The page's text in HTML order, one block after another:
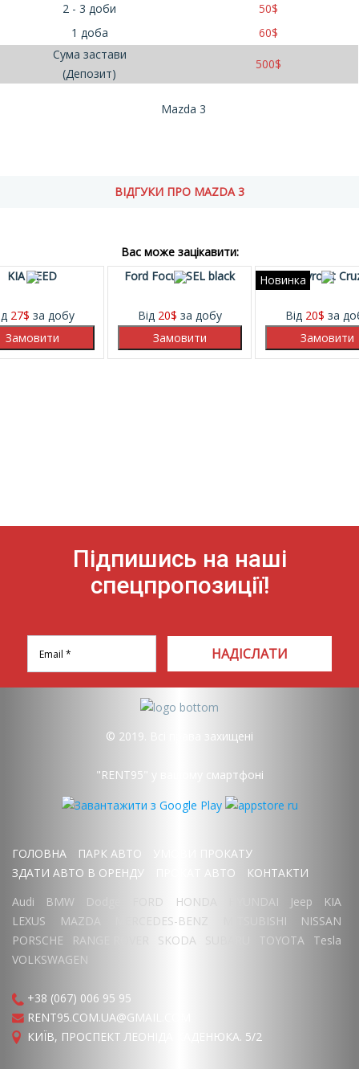
2 - 3 доби
50$
1 доба
60$
Сума застави
(Депозит)
500$
Mazda 3
ВІДГУКИ ПРО MAZDA 3
Вас може зацікавити:
KIA CEED
27$ за добу
Ford Focus SEL black
Від 20$ за добу
НовинкаChevrolet
Від 20$ за
Підпишись на наші
спецпропозиції!
НАДІСЛАТИ
© 2019. Всі права захищені
"RENT95" у вашому смартфоні
ГОЛОВНА ПАРК АВТО
УМОВИ ПРОКАТУ
ЗДАТИ АВТО В ОРЕНДУ
ПРОКАТ АВТО
КОНТАКТИ
Audi
BMW Dodge FORD HONDA HYUNDAI Jeep
KIA
LEXUS
MAZDA MERCEDES-BENZ MITSUBISHI
NISSAN
PORSCHE
RANGE ROVER SKODA TOYOTA
Tesla
VOLKSWAGEN
+38 (067) 006 95 95
RENT95.COM.UA@GMAIL.COM
КИЇВ, ПРОСПЕКТ ЛЕОНІДА КАДЕНЮКА. 5/2